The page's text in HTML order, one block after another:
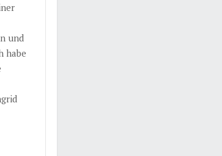
und
habe